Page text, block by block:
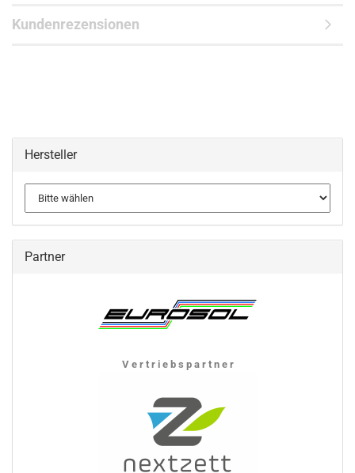
Kundenrezensionen
Hersteller
Partner
V e r t r i e b s p a r t n e r